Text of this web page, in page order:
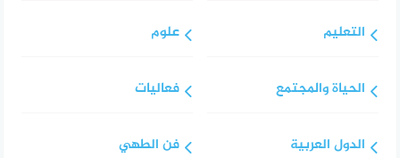
التعليم
الحياة والمجتمع
الدول العربية
علوم
فعاليات
فن الطهي